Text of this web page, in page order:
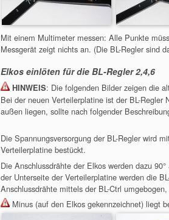
Mit einem Multimeter messen: Alle Punkte
Messgerät zeigt nichts an. (Die BL-Regler sind
Elkos einlöten für die BL-Regler 2,4,6
HINWEIS: Die folgenden Bilder zeigen die
Bei der neuen Verteilerplatine ist der BL-
außen liegen, sollte nach folgender
Die Spannungsversorgung der BL-Regler wird
Verteilerplatine bestückt.
Die Anschlussdrähte der Elkos werden dazu
der Unterseite der Verteilerplatine werden die
Anschlussdrähte mittels der BL-Ctrl
Minus (auf den Elkos gekennzeichnet) liegt